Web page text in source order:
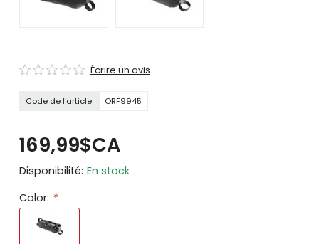
Écrire un avis
Code de l'article ORF9945
169,99$CA
Disponibilité: En stock
Color: *